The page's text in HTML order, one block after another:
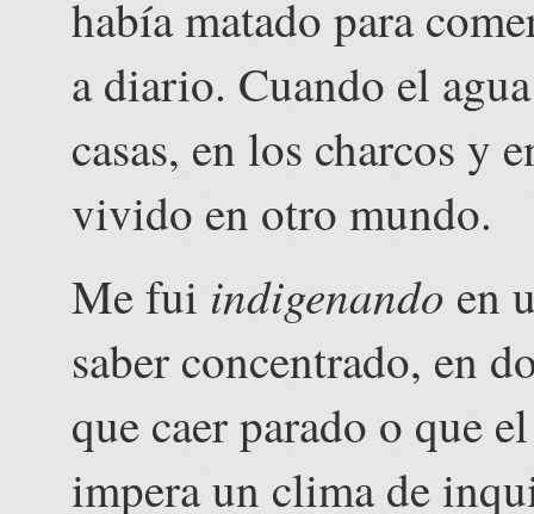
había matado para
a diario. Cuando el
casas, en los charcos y
vivido en otro mundo.
Me fui indigenando en
saber concentrado, en
que caer parado o que
impera un clima de